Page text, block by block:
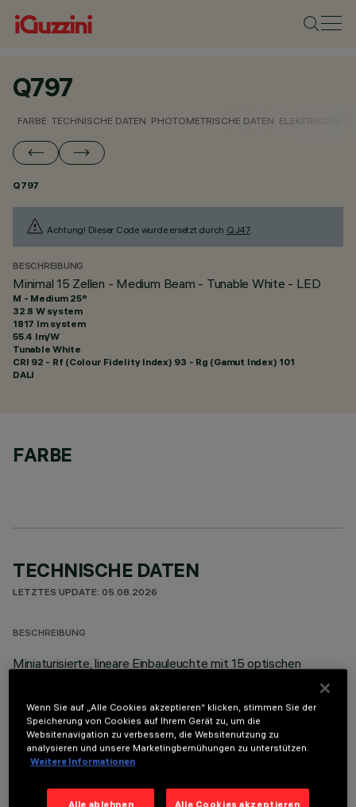
Q797
FARBE TECHNISCHE DATEN PHOTOMETRISCHE DATEN ELEKTRISCHE
Q797
Achtung! Dieser Code wurde ersetzt durch QJ47.
BESCHREIBUNG
Minimal 15 Zellen - Medium Beam - Tunable White - LED
M - Medium 25°
32.8 W system
1817 lm system
55.4 lm/W
Tunable White
CRI 92 - Rf (Colour Fidelity Index) 93 - Rg (Gamut Index) 101
DALI
FARBE
TECHNISCHE DATEN
LETZTES UPDATE: 05.08.2026
BESCHREIBUNG
Miniaturisierte, lineare Einbauleuchte mit 15 optischen
ermöglicht eine dynamische Modulierung des Lichts. Die
Variation erfolgt durch eine Mischung aus 8 LED 2700K- und
7 LED 5700K. Trotz des Unterschieds der
entgegengesetzten Leuchtkanäle - 2700K und 5700K - ist
der Lichtstrom derselbe, daneben bleibt die Farbtemperatur
bei Leuchten verschiedener Größen immer konstant und
Wenn Sie auf „Alle Cookies akzeptieren“ klicken, stimmen Sie der
Speicherung von Cookies auf Ihrem Gerät zu, um die
Websitenavigation zu verbessern, die Websitenutzung zu
analysieren und unsere Marketingbemühungen zu unterstützen.
Weitere Informationen
Alle ablehnen Alle Cookies akzeptieren